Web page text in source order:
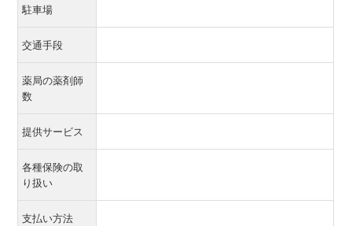
駐車場
交通手段
薬局の薬剤師
数
提供サービス
各種保険の取
り扱い
支払い方法